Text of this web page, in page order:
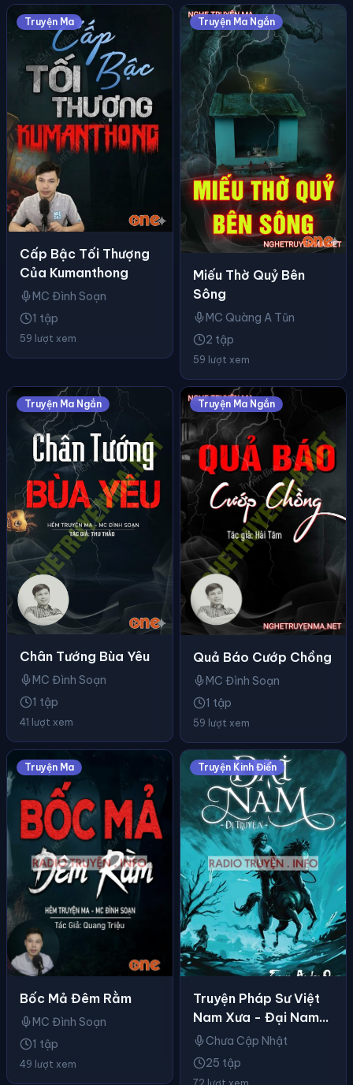
Truyện Ma
Cấp Bậc Tối Thượng
Của Kumanthong
MC Đình Soạn
1 tập
59 lượt xem
Truyện Ma Ngắn
Miếu Thờ Quỷ Bên
Sông
MC Quàng A Tũn
2 tập
59 lượt xem
Truyện Ma Ngắn
Chân Tướng Bùa Yêu
MC Đình Soạn
1 tập
41 lượt xem
Truyện Ma Ngắn
Quả Báo Cướp Chồng
MC Đình Soạn
1 tập
59 lượt xem
Truyện Ma
Bốc Mả Đêm Rằm
MC Đình Soạn
1 tập
49 lượt xem
Truyện Kinh Điển
Truyện Pháp Sư Việt
Nam Xưa - Đại Nam
Dị Truyện
Chưa Cập Nhật
25 tập